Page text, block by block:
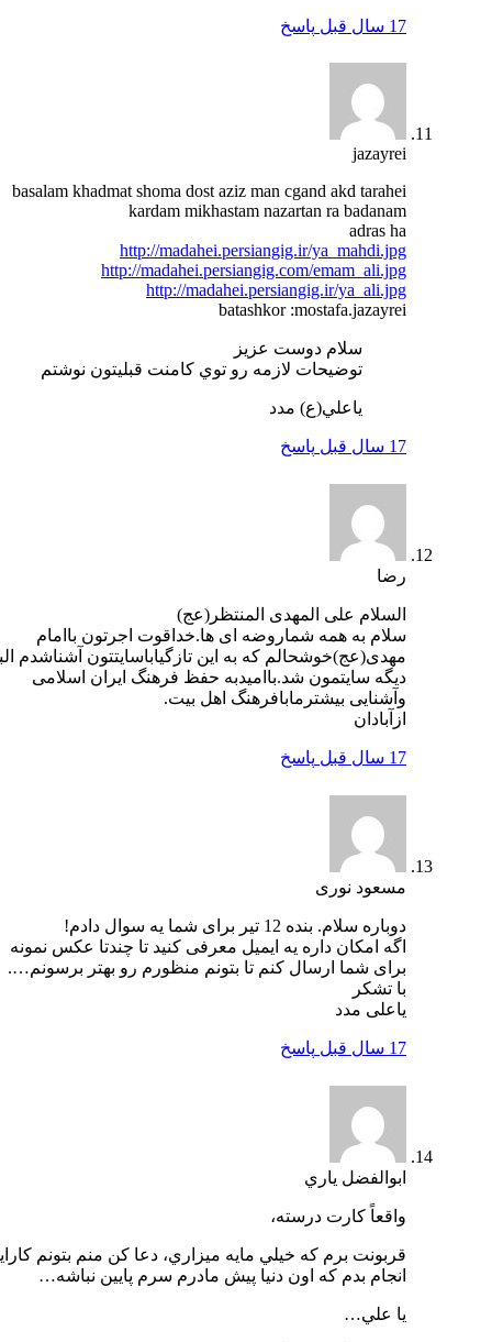
پاسخ
basalam khadmat shoma dost aziz man cgand akd tarahei
kardam mikhastam nazartan ra badanam
http://madahei.persiangig.ir/ya_mahdi.jpg
http://madahei.persiangig.com/emam_ali.jpg
http://madahei.persiangig.ir/ya_ali.jpg
batashkor :mostafa.jazayrei
سلام دوست عزيز
توضيحات لازمه رو توي كامنت قبليتون نوشتم
ياعلي(ع) مدد
پاسخ
السلام علی المهدی المنتظر(عج)
سلام به همه شماروضه ای ها.خداقوت اجرتون باامام
مهدی(عج)خوشحالم که به این تازگیاباسایتتون آشناشدم البته
دیگه سایتمون شد.باامیدبه حفظ فرهنگ ایران اسلامی
وآشنایی بیشترمابافرهنگ اهل بیت.
پاسخ
مسعود نوری
دوباره سلام. بنده 12 تیر برای شما یه سوال دادم!
اگه امکان داره یه ایمیل معرفی کنید تا چندتا عکس نمونه
برای شما ارسال کنم تا بتونم منظورم رو بهتر برسونم….
یاعلی مدد
پاسخ
ابوالفضل ياري
واقعاً كارت درسته،
قربونت برم كه خيلي مايه ميزاري، دعا كن منم بتونم كارايي
انجام بدم كه اون دنيا پيش مادرم سرم پايين نباشه…
يا علي…